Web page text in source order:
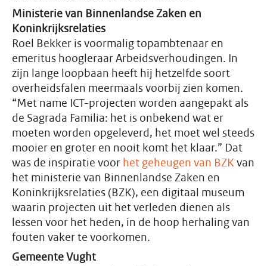
Ministerie van Binnenlandse Zaken en
Koninkrijksrelaties
Roel Bekker is voormalig topambtenaar en
emeritus hoogleraar Arbeidsverhoudingen. In
zijn lange loopbaan heeft hij hetzelfde soort
overheidsfalen meermaals voorbij zien komen.
“Met name ICT-projecten worden aangepakt als
de Sagrada Familia: het is onbekend wat er
moeten worden opgeleverd, het moet wel steeds
mooier en groter en nooit komt het klaar.” Dat
was de inspiratie voor het geheugen van BZK van
het ministerie van Binnenlandse Zaken en
Koninkrijksrelaties (BZK), een digitaal museum
waarin projecten uit het verleden dienen als
lessen voor het heden, in de hoop herhaling van
fouten vaker te voorkomen.
Gemeente Vught